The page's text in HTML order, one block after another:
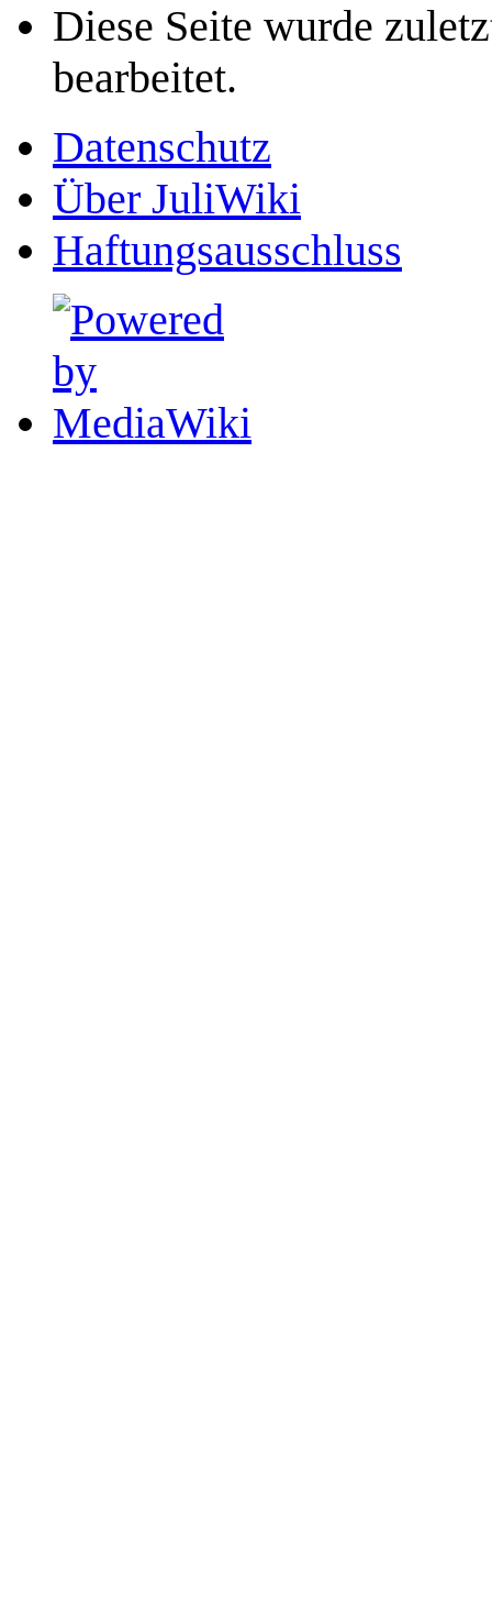
Diese Seite wurde
bearbeitet.
Datenschutz
Über JuliWiki
Haftungsausschluss